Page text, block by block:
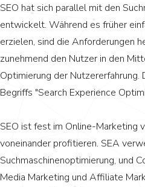
SEO hat sich parallel mit den
entwickelt. Während es früher
erzielen, sind die Anforderungen
zunehmend den Nutzer in den
Optimierung der
Begriffs "Search Experience
SEO ist fest im Online-Marketing
voneinander profitieren. SEA
Suchmaschinenoptimierung, und
Media Marketing und Affiliate